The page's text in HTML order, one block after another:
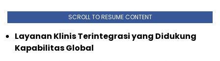
SCROLL TO RESUME CONTENT
Layanan Klinis Terintegrasi yang Didukung
Kapabilitas Global